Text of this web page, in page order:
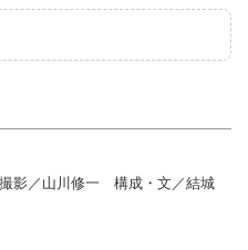
影／山川修一 構成・文／結城